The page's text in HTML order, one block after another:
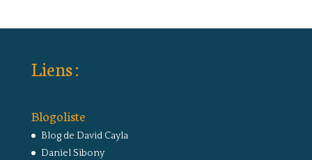
Liens :
Blogoliste
Blog de David Cayla
Daniel Sibony